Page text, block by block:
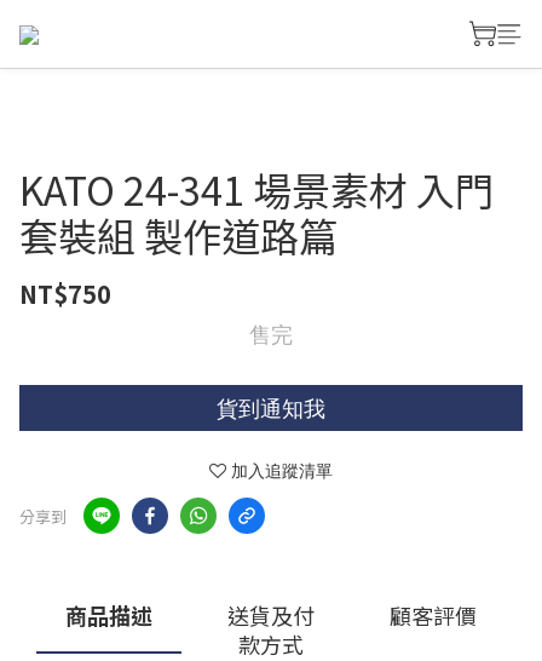
KATO 24-341 場景素材 入門
套裝組 製作道路篇
NT$750
售完
貨到通知我
加入追蹤清單
分享到
商品描述
送貨及付
款方式
顧客評價